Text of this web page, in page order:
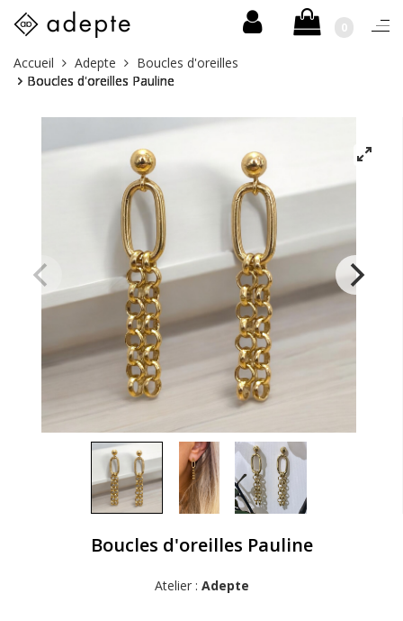
Skip
0
Vous
êtes
Accueil Adepte
Boucles d'oreilles
Boucles d'oreilles Pauline
Boucles d'oreilles Pauline
Atelier : Adepte